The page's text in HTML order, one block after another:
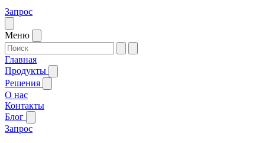
Запрос
Меню
Главная
Продукты
Решения
О нас
Контакты
Блог
Запрос